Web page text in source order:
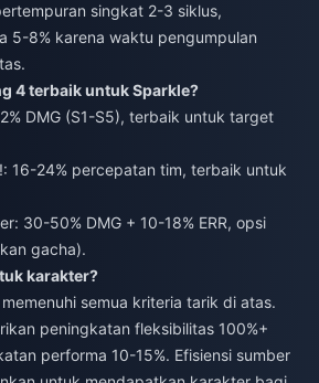
singkat 2-3 siklus,
5-8% karena waktu pengumpulan
4 terbaik untuk Sparkle?
DMG (S1-S5), terbaik untuk target
16-24% percepatan tim, terbaik untuk
30-50% DMG + 10-18% ERR, opsi
gacha).
karakter?
semua kriteria tarik di atas.
peningkatan fleksibilitas 100%+
performa 10-15%. Efisiensi sumber